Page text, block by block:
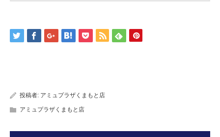
投稿者: アミュプラザくまもと店
アミュプラザくまもと店